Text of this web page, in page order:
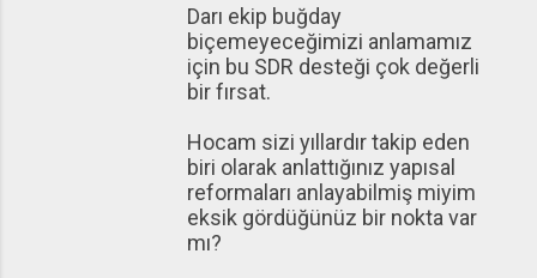
Darı ekip buğday
biçemeyeceğimizi anlamamız
için bu SDR desteği çok değerli
bir fırsat.
Hocam sizi yıllardır takip eden
biri olarak anlattığınız yapısal
reformaları anlayabilmiş miyim
eksik gördüğünüz bir nokta var
mı?